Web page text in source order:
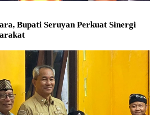
Bupati Seruyan Perkuat Sinergi